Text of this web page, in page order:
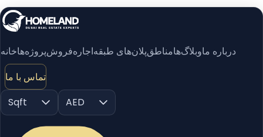
خانهپروژه‌هافروشاجارهپلان‌های طبقهمناطقوبلاگ‌هادرباره ما
تماس با ما
Sqft
AED